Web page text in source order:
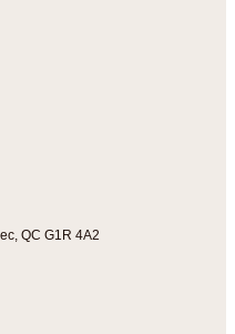
QC G1R 4A2